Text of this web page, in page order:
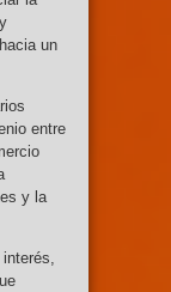
un
entre
y la